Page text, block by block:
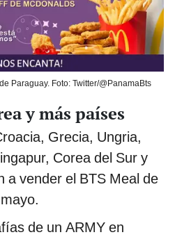
Paraguay. Foto: Twitter/@PanamaBts
y más países
Grecia, Ungria,
Corea del Sur y
a vender el BTS Meal de
de un ARMY en